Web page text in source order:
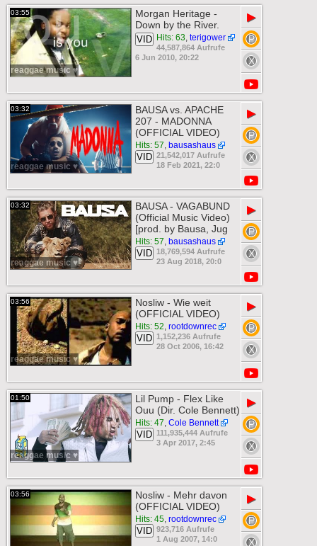
03:55
reaggae music ♥
Morgan Heritage -
Down by the River.
Hits: 63, terigower
VID
44,587,864 Aufrufe
6 Jun 2010, 20:22
▶
03:32
reaggae music ♥
BAUSA vs. APACHE
207 - MADONNA
(OFFICIAL VIDEO)
Hits: 57, bausashaus
VID 21,542,017 Aufrufe
18 Feb 2021, 22:0
▶
03:32
reaggae music ♥
BAUSA - VAGABUND
(Official Music Video)
[prod. by Bausa, Jug
Hits: 57, bausashaus
VID 18,769,594 Aufrufe
23 Aug 2018, 20:0
▶
03:56
reaggae music ♥
Nosliw - Wie weit
(OFFICIAL VIDEO)
Hits: 52, rootdownrec
VID 1,152,236 Aufrufe
28 Oct 2006, 16:42
▶
01:50
reaggae music ♥
Lil Pump - Flex Like
Ouu (Dir. Cole Bennett)
Hits: 47, Cole Bennett
VID 111,935,444 Aufrufe
3 Apr 2017, 2:45
▶
03:56
Nosliw - Mehr davon
(OFFICIAL VIDEO)
Hits: 45, rootdownrec
VID 923,716 Aufrufe
1 Aug 2007, 14:0
▶